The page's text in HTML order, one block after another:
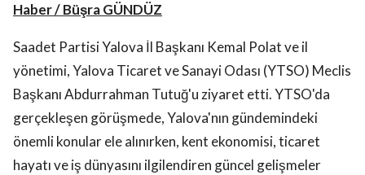
Haber / Büşra GÜNDÜZ
Saadet Partisi Yalova İl Başkanı Kemal Polat ve il
yönetimi, Yalova Ticaret ve Sanayi Odası (YTSO) Meclis
Başkanı Abdurrahman Tutuğ'u ziyaret etti. YTSO'da
gerçekleşen görüşmede, Yalova'nın gündemindeki
önemli konular ele alınırken, kent ekonomisi, ticaret
hayatı ve iş dünyasını ilgilendiren güncel gelişmeler